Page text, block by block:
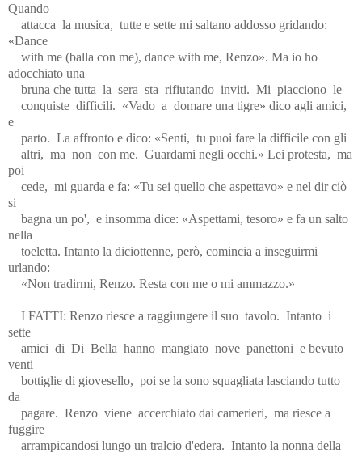
Quando
attacca la musica, tutte e sette mi saltano addosso gridando:
«Dance
with me (balla con me), dance with me, Renzo». Ma io ho
adocchiato una
bruna che tutta la sera sta rifiutando inviti. Mi piacciono le
conquiste difficili. «Vado a domare una tigre» dico agli amici,
e
parto. La affronto e dico: «Senti, tu puoi fare la difficile con gli
altri, ma non con me. Guardami negli occhi.» Lei protesta, ma
poi
cede, mi guarda e fa: «Tu sei quello che aspettavo» e nel dir ciò
si
bagna un po', e insomma dice: «Aspettami, tesoro» e fa un salto
nella
toeletta. Intanto la diciottenne, però, comincia a inseguirmi
urlando:
«Non tradirmi, Renzo. Resta con me o mi ammazzo.»
I FATTI: Renzo riesce a raggiungere il suo tavolo. Intanto i
sette
amici di Di Bella hanno mangiato nove panettoni e bevuto
venti
bottiglie di giovesello, poi se la sono squagliata lasciando tutto
da
pagare. Renzo viene accerchiato dai camerieri, ma riesce a
fuggire
arrampicandosi lungo un tralcio d'edera. Intanto la nonna della